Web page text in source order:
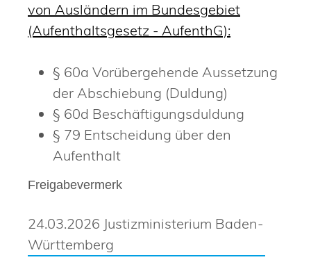
von Ausländern im Bundesgebiet
(Aufenthaltsgesetz - AufenthG):
§ 60a Vorübergehende Aussetzung
der Abschiebung (Duldung)
§ 60d Beschäftigungsduldung
§ 79 Entscheidung über den
Aufenthalt
Freigabevermerk
24.03.2026 Justizministerium Baden-
Württemberg